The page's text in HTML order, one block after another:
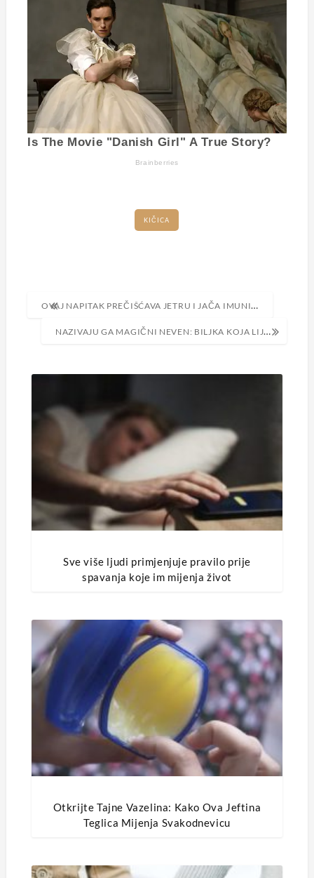
KIČICA
Navigacija
objava
OVAJ NAPITAK PREČIŠĆAVA JETRU I JAČA IMUNI SISTEM
NAZIVAJU GA MAGIČNI NEVEN: BILJKA KOJA LIJEČI SVE BOLESTI
Sve više ljudi primjenjuje pravilo prije
spavanja koje im mijenja život
Otkrijte Tajne Vazelina: Kako Ova Jeftina
Teglica Mijenja Svakodnevicu